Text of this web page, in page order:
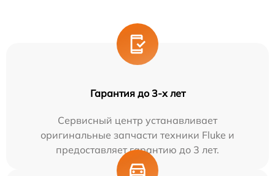
Гарантия до 3-х лет
Сервисный центр устанавливает
оригинальные запчасти техники Fluke и
предоставляет гарантию до 3 лет.